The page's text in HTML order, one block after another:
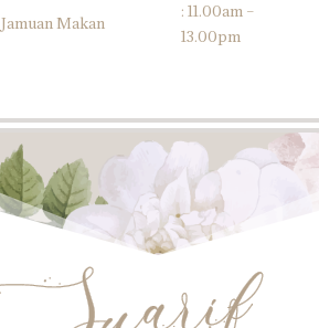
Jamuan Makan
: 11.00am –
13.00pm